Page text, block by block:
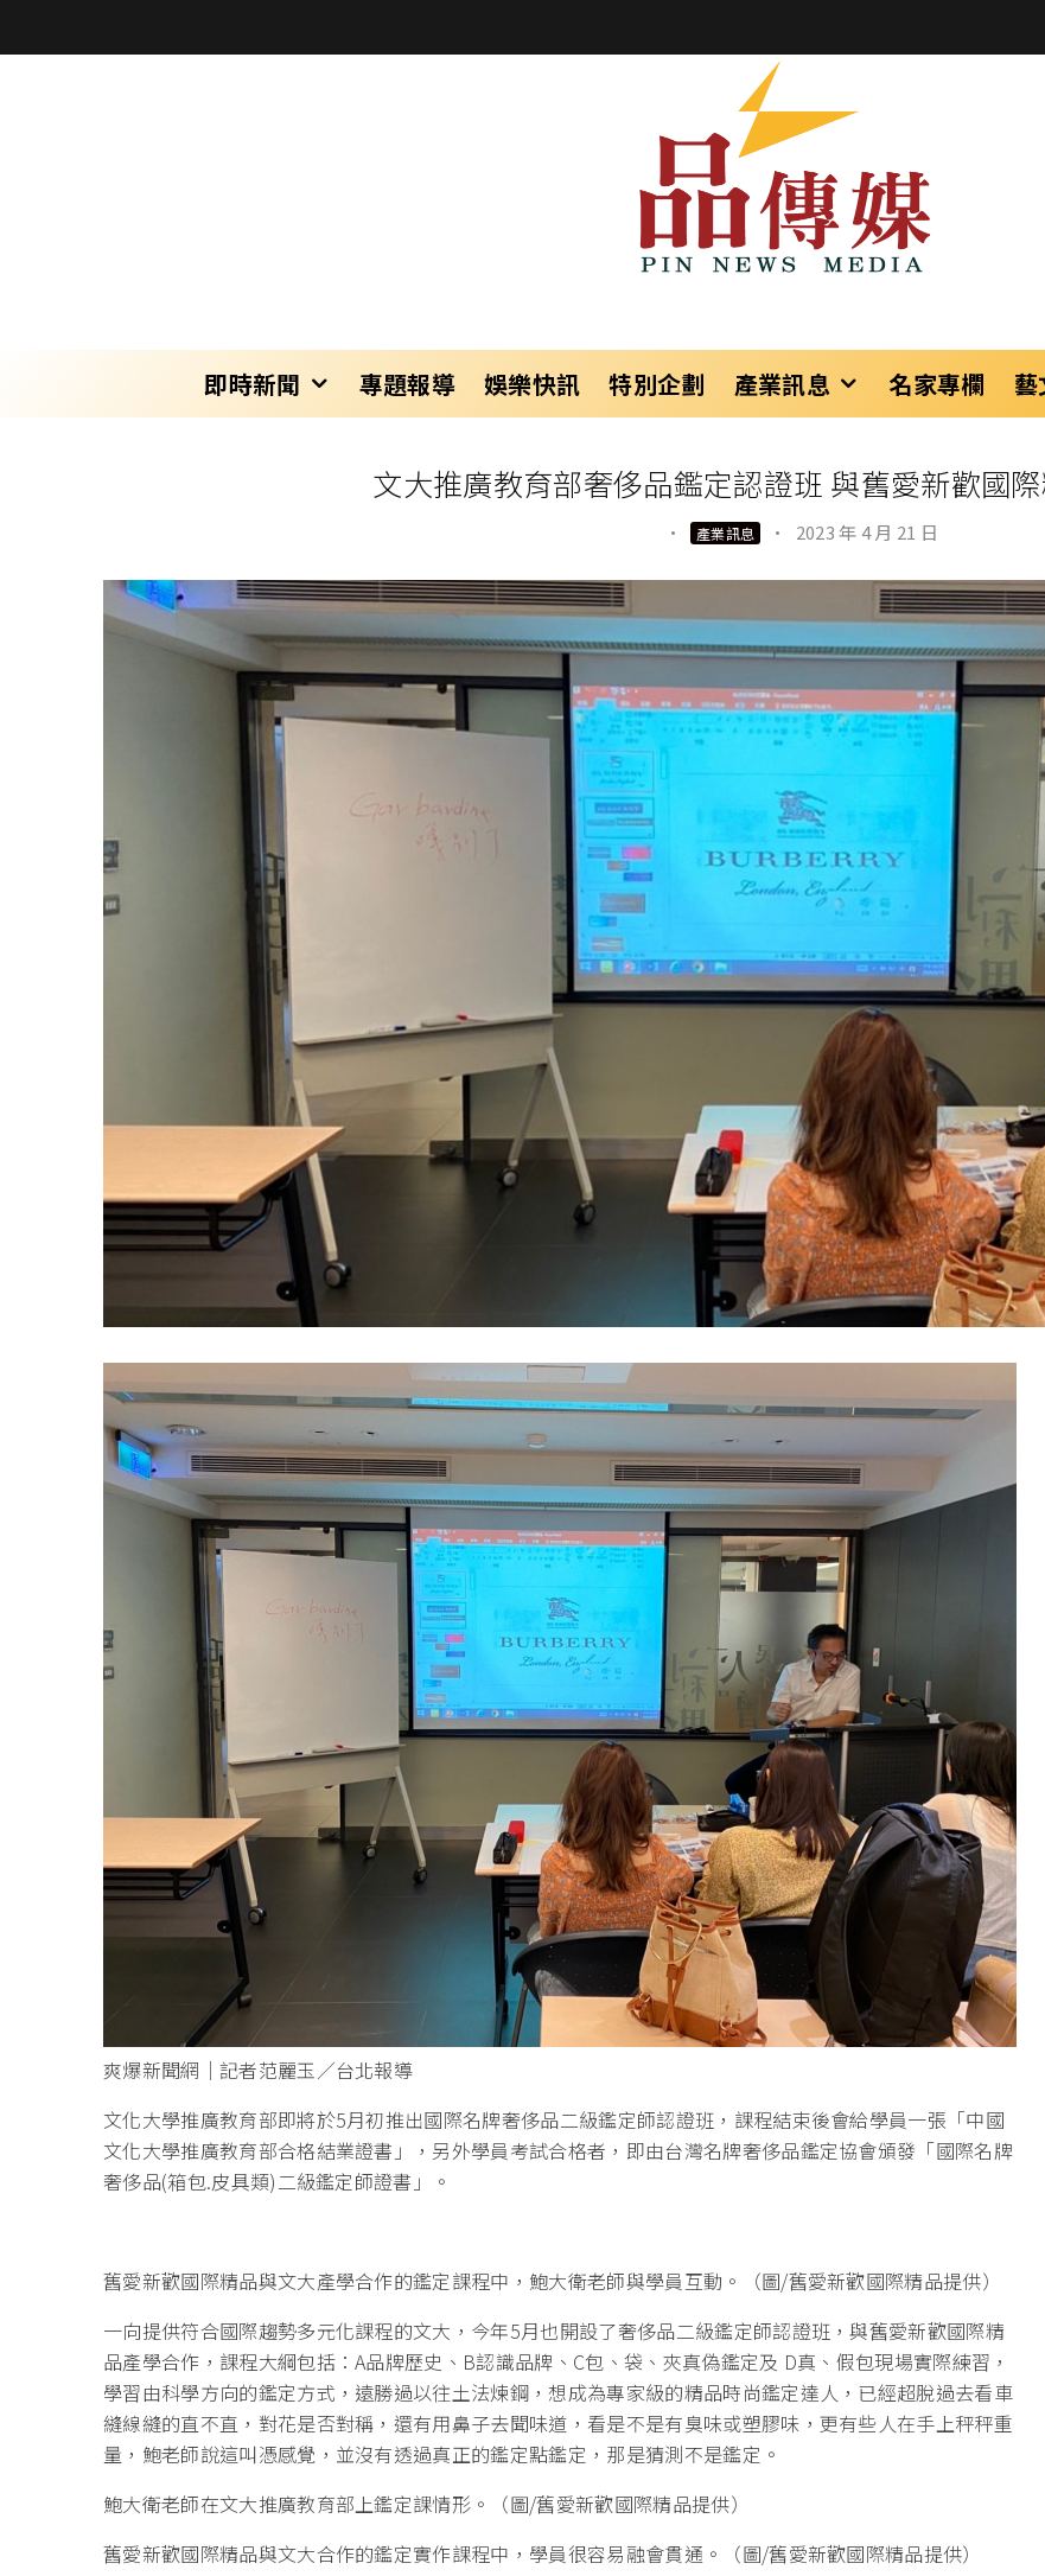
即時新聞 專題報導 娛樂快訊 特別企劃 產業訊息 名家專欄
文大推廣教育部奢侈品鑑定認證班 與舊愛新歡國
· 產業訊息 · 2023 年 4 月 21 日
爽爆新聞網｜記者范麗玉／台北報導
文化大學推廣教育部即將於5月初推出國際名牌奢侈品二級鑑定師認證班，課程結束後會給學員一張「中國
文化大學推廣教育部合格結業證書」，另外學員考試合格者，即由台灣名牌奢侈品鑑定協會頒發「國際名牌
奢侈品(箱包.皮具類)二級鑑定師證書」。
舊愛新歡國際精品與文大產學合作的鑑定課程中，鮑大衛老師與學員互動。（圖/舊愛新歡國際精品提供）
一向提供符合國際趨勢多元化課程的文大，今年5月也開設了奢侈品二級鑑定師認證班，與舊愛新歡國際精
品產學合作，課程大綱包括：A品牌歷史、B認識品牌、C包、袋、夾真偽鑑定及 D真、假包現場實際練習，
學習由科學方向的鑑定方式，遠勝過以往土法煉鋼，想成為專家級的精品時尚鑑定達人，已經超脫過去看車
縫線縫的直不直，對花是否對稱，還有用鼻子去聞味道，看是不是有臭味或塑膠味，更有些人在手上秤秤重
量，鮑老師說這叫憑感覺，並沒有透過真正的鑑定點鑑定，那是猜測不是鑑定。
鮑大衛老師在文大推廣教育部上鑑定課情形。（圖/舊愛新歡國際精品提供）
舊愛新歡國際精品與文大合作的鑑定實作課程中，學員很容易融會貫通。（圖/舊愛新歡國際精品提供）